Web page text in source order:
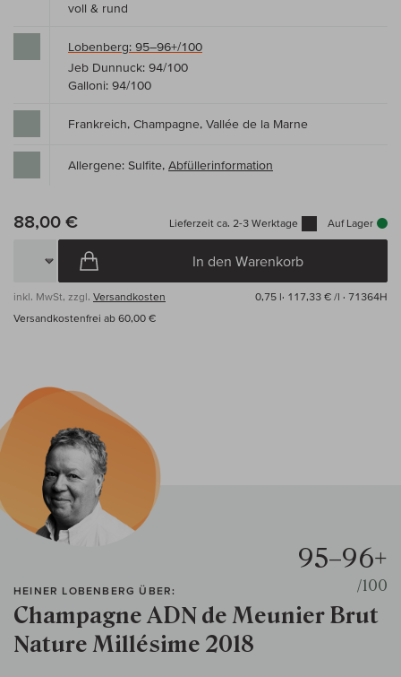
voll & rund
Lobenberg: 95–96+/100
Jeb Dunnuck: 94/100
Galloni: 94/100
Frankreich, Champagne, Vallée de la Marne
Allergene: Sulfite, Abfüllerinformation
88,00 € Lieferzeit ca. 2-3 Werktage Auf Lager
In den Warenkorb
inkl. MwSt, zzgl. Versandkosten 0,75 l· 117,33 € /l · 71364H
Versandkostenfrei ab 60,00 €
HEINER LOBENBERG ÜBER:
Champagne ADN de Meunier Brut
Nature Millésime 2018
95–96+
/100